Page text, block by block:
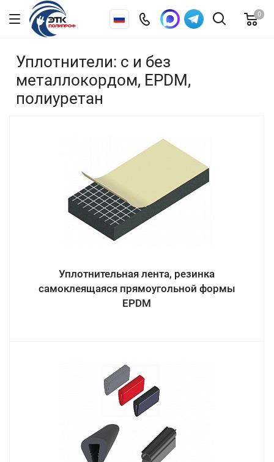
0
Уплотнители: с и без
металлокордом, EPDM,
полиуретан
Уплотнительная лента, резинка
самоклеящаяся прямоугольной формы
EPDM